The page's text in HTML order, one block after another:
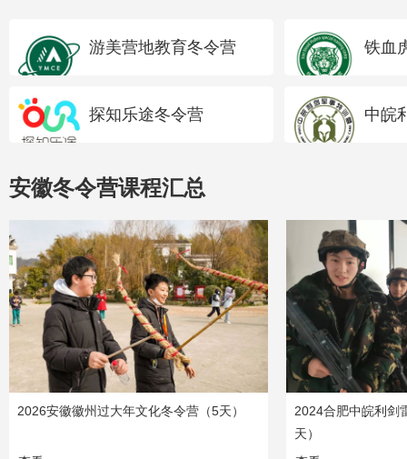
游美营地教育冬令营 铁血
探知乐途冬令营 中皖
安徽冬令营课程汇总
2026安徽徽州过大年文化冬令营（5天）
2024合肥中皖利剑
天）